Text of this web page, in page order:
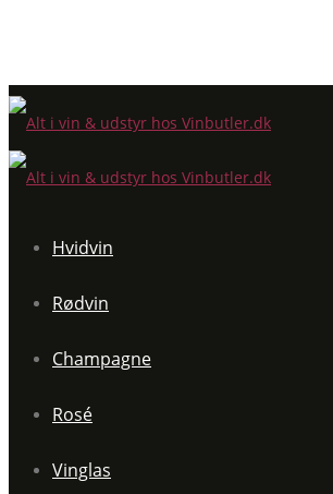
Hvidvin
Rødvin
Champagne
Rosé
Vinglas